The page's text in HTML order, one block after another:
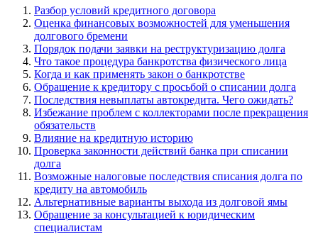
Разбор условий кредитного договора
Оценка финансовых возможностей для уменьшения
долгового бремени
Порядок подачи заявки на реструктуризацию долга
Что такое процедура банкротства физического лица
Когда и как применять закон о банкротстве
Обращение к кредитору с просьбой о списании долга
Последствия невыплаты автокредита. Чего ожидать?
Избежание проблем с коллекторами после прекращения
обязательств
Влияние на кредитную историю
Проверка законности действий банка при списании
долга
Возможные налоговые последствия списания долга по
кредиту на автомобиль
Альтернативные варианты выхода из долговой ямы
Обращение за консультацией к юридическим
специалистам